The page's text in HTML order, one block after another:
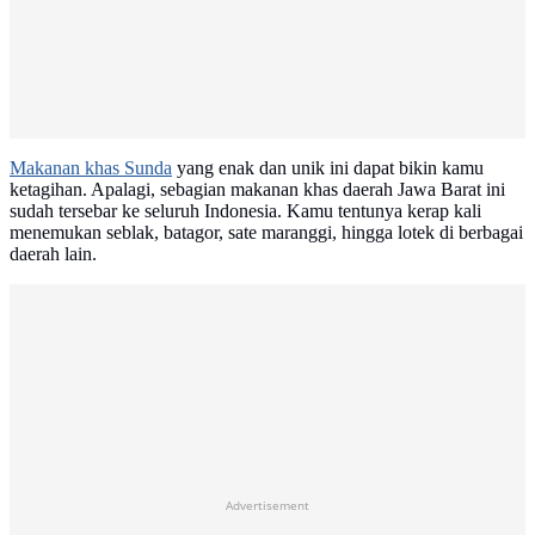
Makanan khas Sunda yang enak dan unik ini dapat bikin kamu
ketagihan. Apalagi, sebagian makanan khas daerah Jawa Barat ini
sudah tersebar ke seluruh Indonesia. Kamu tentunya kerap kali
menemukan seblak, batagor, sate maranggi, hingga lotek di berbagai
daerah lain.
Advertisement